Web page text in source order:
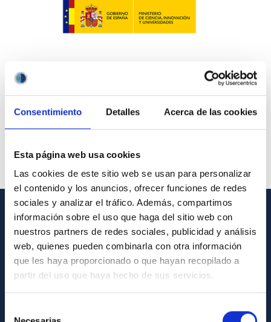
Consentimiento Detalles Acerca de las cookies
Esta página web usa cookies
Las cookies de este sitio web se usan para personalizar
el contenido y los anuncios, ofrecer funciones de redes
sociales y analizar el tráfico. Además, compartimos
información sobre el uso que haga del sitio web con
nuestros partners de redes sociales, publicidad y análisis
web, quienes pueden combinarla con otra información
que les haya proporcionado o que hayan recopilado a
partir del uso que haya hecho de sus servicios.
Contact
How to get to the IAC
List of personnel